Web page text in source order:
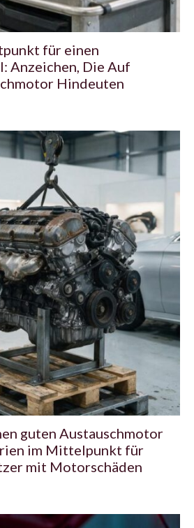
für einen
Anzeichen, Die Auf
Hindeuten
guten Austauschmotor
im Mittelpunkt für
mit Motorschäden